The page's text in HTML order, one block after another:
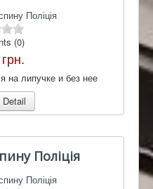
(0)
на липучке и без нее
Detail
Поліція